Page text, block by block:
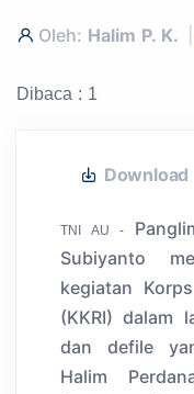
Oleh: Halim P. K.
Dibaca : 1
Download
TNI AU -
Subiyanto
kegiatan
(KKRI) dalam
dan defile
Halim